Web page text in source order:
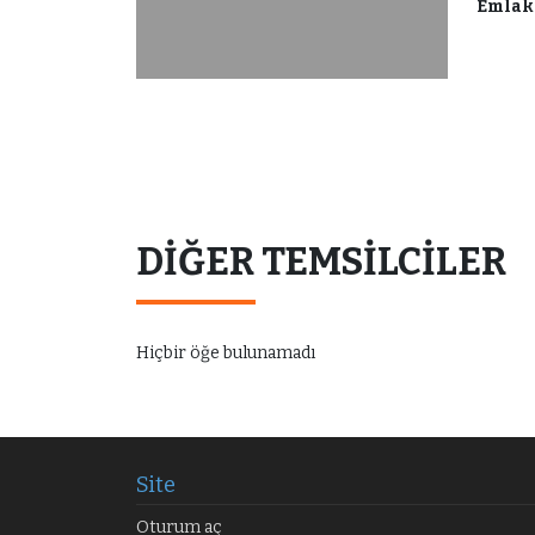
DIĞER TEMSILCILER
Hiçbir öğe bulunamadı
Site
Oturum aç